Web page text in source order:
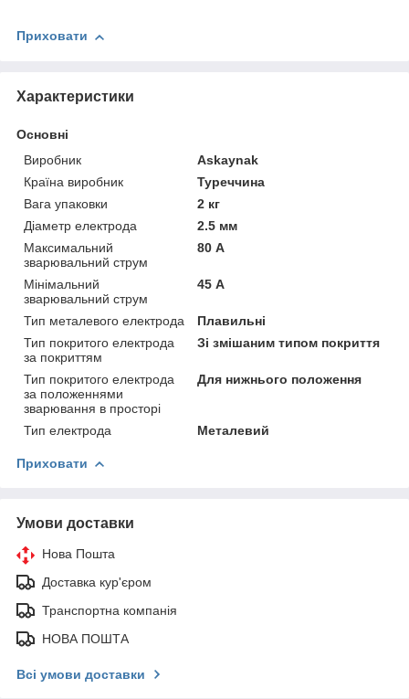
Приховати
Характеристики
Основні
Виробник
Askaynak
Країна виробник
Туреччина
Вага упаковки
2 кг
Діаметр електрода
2.5 мм
Максимальний
зварювальний струм
80 А
Мінімальний
зварювальний струм
45 А
Тип металевого електрода
Плавильні
Тип покритого електрода
за покриттям
Зі змішаним типом покриття
Тип покритого електрода
за положеннями
зварювання в просторі
Для нижнього положення
Тип електрода Металевий
Приховати
Умови доставки
Нова Пошта
Доставка кур'єром
Транспортна компанія
НОВА ПОШТА
Всі умови доставки